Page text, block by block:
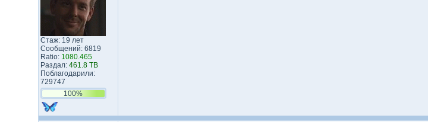
Стаж: 19 лет
Сообщений: 6819
Ratio: 1080.465
Раздал: 461.8 TB
Поблагодарили:
729747
100%